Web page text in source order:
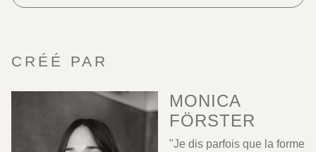
CRÉÉ PAR
MONICA
FÖRSTER
"Je dis parfois que la forme